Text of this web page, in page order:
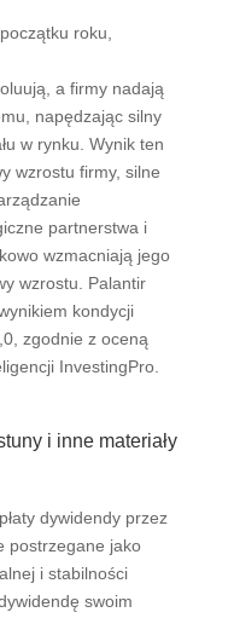
roku,
a firmy nadają
napędzając silny
w rynku. Wynik ten
wzrostu firmy, silne
partnerstwa i
wzmacniają jego
wzrostu. Palantir
kondycji
zgodnie z oceną
InvestingPro.
i inne materiały
dywidendy przez
postrzegane jako
i stabilności
swoim